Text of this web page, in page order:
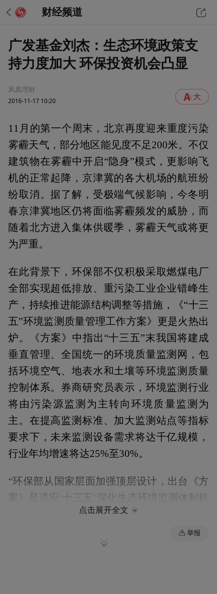
财经频道
广发基金刘杰：生态环境政策支
持力度加大 环保投资机会凸显
凤凰理财
2016-11-17 10:20
11月的第一个周末，北京再度迎来重度污染
雾霾天气，部分地区能见度不足200米。不仅
建筑物在雾霾中开启“隐身”模式，更影响飞
机的正常起降，京津冀的各大机场的航班纷
纷取消。据了解，受极端气候影响，今冬明
春京津冀地区仍将面临雾霾频发的威胁，而
随着北方进入集体供暖季，雾霾天气或将更
为严重。
在此背景下，环保部不仅积极采取燃煤电厂
全部实现超低排放、重污染工业企业错峰生
产，持续推进能源结构调整等措施，《“十三
五”环境监测质量管理工作方案》更是火热出
炉。《方案》中指出“十三五”末我国将建成
垂直管理、全国统一的环境质量监测网，包
括环境空气、地表水和土壤等环境监测质量
控制体系。券商研究员表示，环境监测行业
将由污染源监测为主转向环境质量监测为
主。在提高监测标准、加大监测站点等指标
要求下，未来监测设备需求将达千亿规模，
行业年均增速将达25%至30%。
“环保部从国家层面加强顶层设计，出台《方
案》是适应‘十三五’深化生态环境监测体制机
制改革的客观需要，也是解决当前环境监测
质量管理存在的突出问题的针对性措施。” 国
泰君安证券公用事业及环保行业高级研究员
点击展开全文
举报